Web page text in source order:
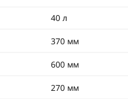
40 л
370 мм
600 мм
270 мм